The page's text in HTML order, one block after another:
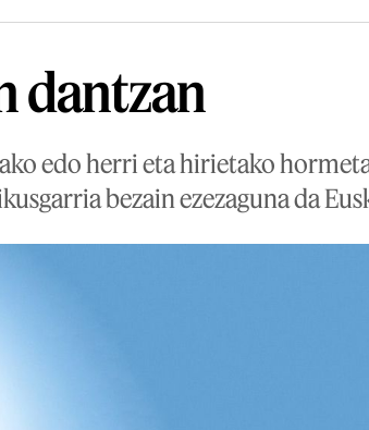
dantzan
edo herri eta hirietako
bezain ezezaguna da